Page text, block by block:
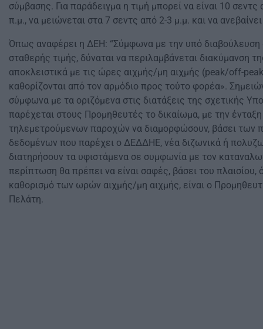
σύμβασης. Για παράδειγμα η τιμή μπορεί να είναι 10
π.μ., να μειώνεται στα 7 σεντς από 2-3 μ.μ. και να
Όπως αναφέρει η ΔΕΗ: “Σύμφωνα με την υπό διαβούλευση
σταθερής τιμής, δύναται να περιλαμβάνεται διακύμανση
αποκλειστικά με τις ώρες αιχμής/μη αιχμής (peak/off-
καθορίζονται από τον αρμόδιο προς τούτο φορέα».
σύμφωνα με τα οριζόμενα στις διατάξεις της σχετικής
παρέχεται στους Προμηθευτές το δικαίωμα, με την
τηλεμετρούμενων παροχών να διαμορφώσουν, βάσει των
δεδομένων που παρέχει ο ΔΕΔΔΗΕ, νέα διζωνικά ή
διατηρήσουν τα υφιστάμενα σε συμφωνία με τον
περίπτωση θα πρέπει να είναι σαφές, βάσει του πλαισίου,
καθορισμό των ωρών αιχμής/μη αιχμής, είναι ο
Πελάτη.